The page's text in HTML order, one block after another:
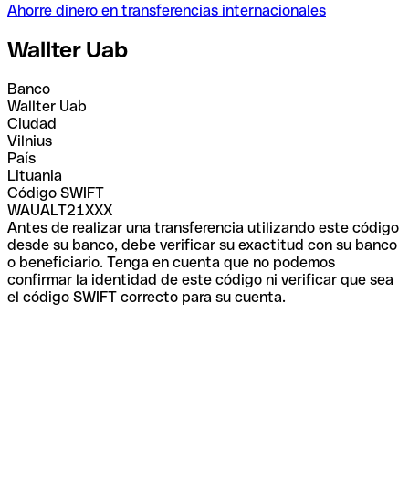
Ahorre dinero en transferencias internacionales
Wallter Uab
Banco
Wallter Uab
Ciudad
Vilnius
País
Lituania
Código SWIFT
WAUALT21XXX
Antes de realizar una transferencia utilizando este código
desde su banco, debe verificar su exactitud con su banco
o beneficiario. Tenga en cuenta que no podemos
confirmar la identidad de este código ni verificar que sea
el código SWIFT correcto para su cuenta.